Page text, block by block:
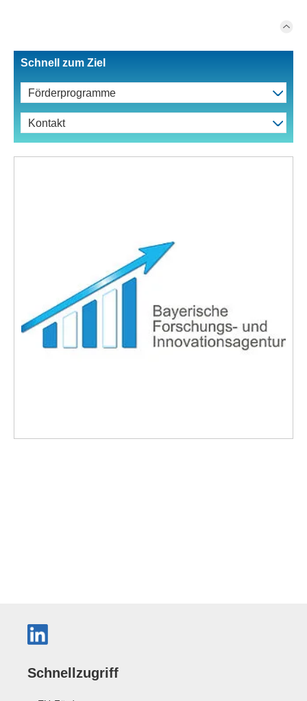
Schnell zum Ziel
Förderprogramme
Kontakt
Schnellzugriff